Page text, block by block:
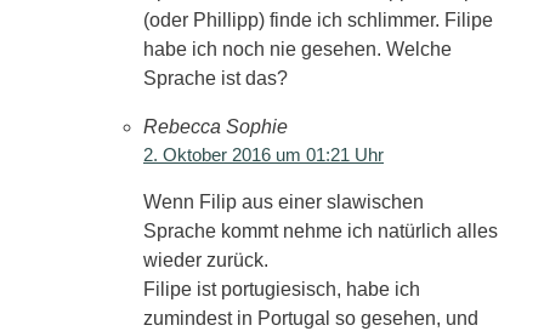
(oder Phillipp) finde ich schlimmer. Filipe
habe ich noch nie gesehen. Welche
Sprache ist das?
Rebecca Sophie
2. Oktober 2016 um 01:21 Uhr
Wenn Filip aus einer slawischen
Sprache kommt nehme ich natürlich alles
wieder zurück.
Filipe ist portugiesisch, habe ich
zumindest in Portugal so gesehen, und